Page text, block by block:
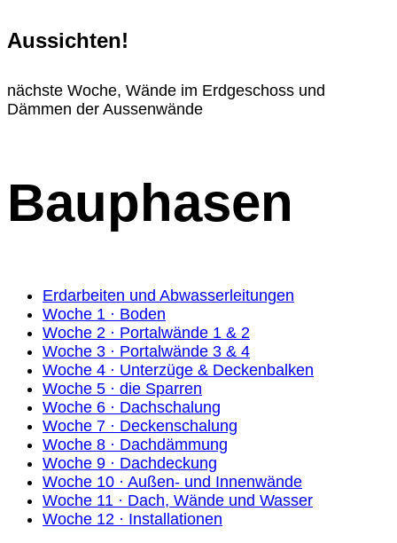
Aussichten!
nächste Woche, Wände im Erdgeschoss und
Dämmen der Aussenwände
Bauphasen
Erdarbeiten und Abwasserleitungen
Woche 1 · Boden
Woche 2 · Portalwände 1 & 2
Woche 3 · Portalwände 3 & 4
Woche 4 · Unterzüge & Deckenbalken
Woche 5 · die Sparren
Woche 6 · Dachschalung
Woche 7 · Deckenschalung
Woche 8 · Dachdämmung
Woche 9 · Dachdeckung
Woche 10 · Außen- und Innenwände
Woche 11 · Dach, Wände und Wasser
Woche 12 · Installationen